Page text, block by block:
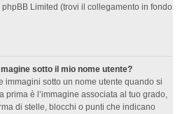
Limited (trovi il collegamento in fondo
sotto il mio nome utente?
immagini sotto un nome utente quando si
prima è l’immagine associata al tuo grado,
di stelle, blocchi o punti che indicano